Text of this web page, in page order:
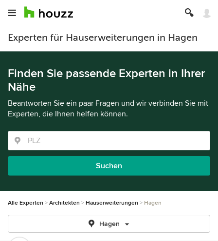
Experten für Hauserweiterungen in Hagen
Finden Sie passende Experten in Ihrer
Nähe
Beantworten Sie ein paar Fragen und wir verbinden Sie mit
Experten, die Ihnen helfen können.
Suchen
Alle Experten Architekten Hauserweiterungen Hagen
Hagen